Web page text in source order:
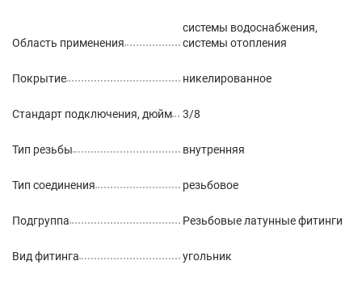
Область применения
системы водоснабжения,
системы отопления
Покрытие никелированное
Стандарт подключения, дюйм 3/8
Тип резьбы внутренняя
Тип соединения резьбовое
Подгруппа Резьбовые латунные фитинги
Вид фитинга угольник